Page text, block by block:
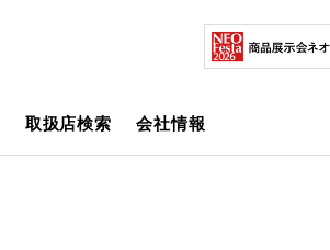
取扱店検索 会社情報